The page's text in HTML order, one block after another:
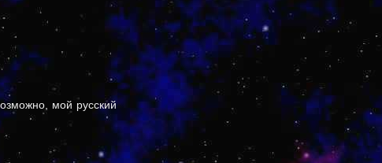
мой русский